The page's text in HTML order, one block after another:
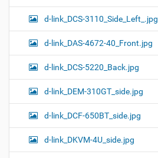
d-link_DCS-3110_Side_Left_.jpg
d-link_DAS-4672-40_Front.jpg
d-link_DCS-5220_Back.jpg
d-link_DEM-310GT_side.jpg
d-link_DCF-650BT_side.jpg
d-link_DKVM-4U_side.jpg